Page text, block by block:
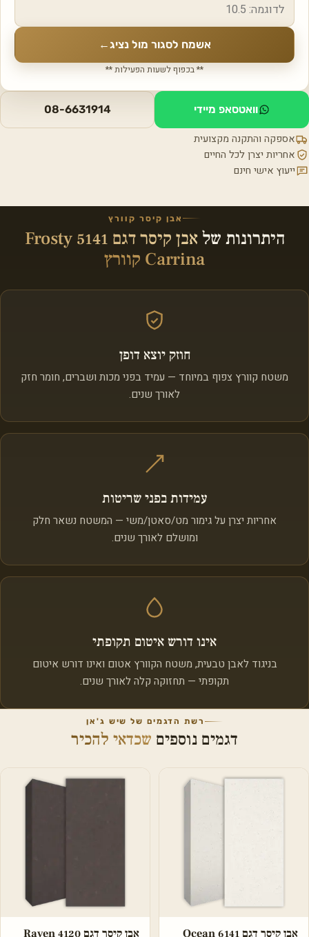
אשמח לסגור מול נציג←
** בכפוף לשעות הפעילות **
וואטסאפ מיידי 08-6631914
אספקה והתקנה מקצועית
אחריות יצרן לכל החיים
ייעוץ אישי חינם
אבן קיסר קוורץ
היתרונות של
אבן קיסר דגם 5141 Frosty
Carrina קוורץ
חוזק יוצא דופן
משטח קוורץ צפוף במיוחד — עמיד בפני מכות ושברים, חומר חזק
לאורך שנים.
עמידות בפני שריטות
אחריות יצרן על גימור מט/סאטן/משי — המשטח נשאר חלק
ומושלם לאורך שנים.
אינו דורש איטום תקופתי
בניגוד לאבן טבעית, משטח הקוורץ אטום ואינו דורש איטום
תקופתי — תחזוקה קלה לאורך שנים.
רשת הדגמים של שיש ג'אן
דגמים נוספים שכדאי להכיר
אבן קיסר דגם 6141 Ocean אבן קיסר דגם 4120 Raven